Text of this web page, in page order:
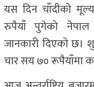
यस दिन चाँदीको
रुपैयाँ पुगेको नेपाल
जानकारी दिएको छ।
चार सय ७० रूपैयाँमा